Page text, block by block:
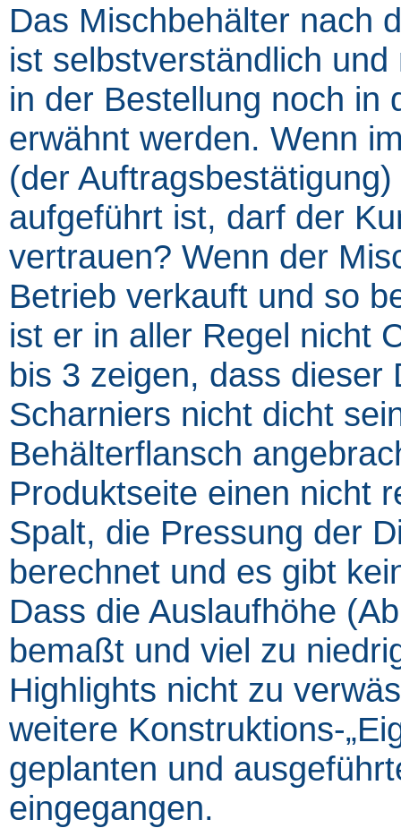
Das Mischbehälter nach
ist selbstverständlich
in der Bestellung noch in
erwähnt werden. Wenn
(der
aufgeführt ist, darf der
vertrauen? Wenn der
Betrieb verkauft und so
ist er in aller Regel nicht
bis 3 zeigen, dass dieser
Scharniers nicht dicht
Behälterflansch
Produktseite einen nicht
Spalt, die Pressung der
berechnet und es gibt
Dass die Auslaufhöhe
bemaßt und viel zu
Highlights nicht zu
weitere Konstruktions-
geplanten und
eingegangen.